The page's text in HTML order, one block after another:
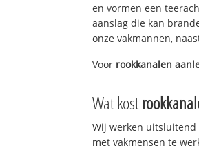
en vormen een
aanslag die kan
onze vakmannen,
Voor rookkanalen
Wat kost
Wij werken uitsluitend
met vakmensen te